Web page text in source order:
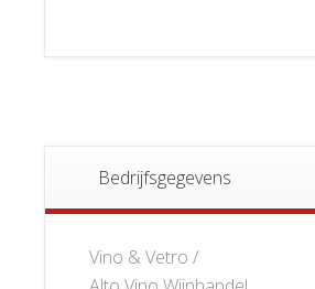
Bedrijfsgegevens
Vino & Vetro /